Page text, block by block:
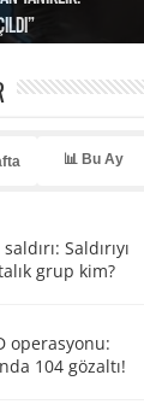
fren!
📊 Bu Ay
Saldırıyı
grup kim?
operasyonu:
104 gözaltı!